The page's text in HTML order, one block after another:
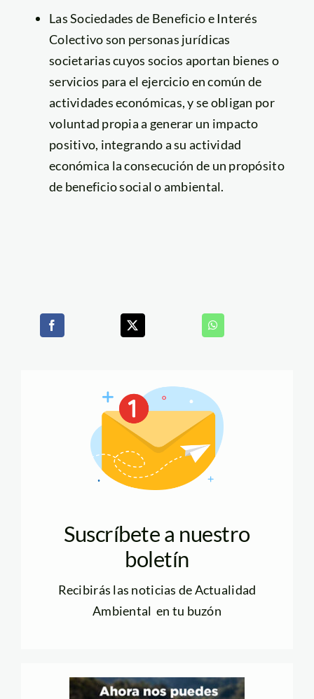
Las Sociedades de Beneficio e Interés
Colectivo son personas jurídicas
societarias cuyos socios aportan bienes o
servicios para el ejercicio en común de
actividades económicas, y se obligan por
voluntad propia a generar un impacto
positivo, integrando a su actividad
económica la consecución de un propósito
de beneficio social o ambiental.
Suscríbete a nuestro
boletín
Recibirás las noticias de Actualidad
Ambiental en tu buzón